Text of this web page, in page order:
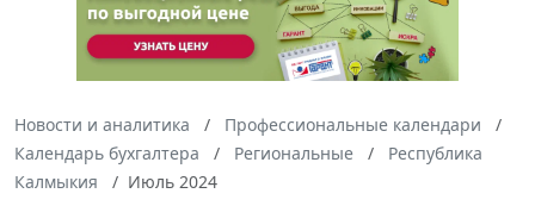
Новости и аналитика
Профессиональные календари
Календарь бухгалтера
Региональные
Республика
Калмыкия
Июль 2024